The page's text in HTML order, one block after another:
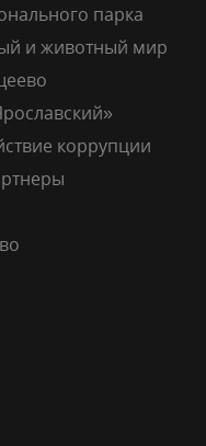
парка
и животный мир
коррупции